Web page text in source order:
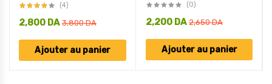
(4)
3,800DA
2,800 DA
Ajouter au panier
(0)
2,650DA
2,200 DA
Ajouter au panier